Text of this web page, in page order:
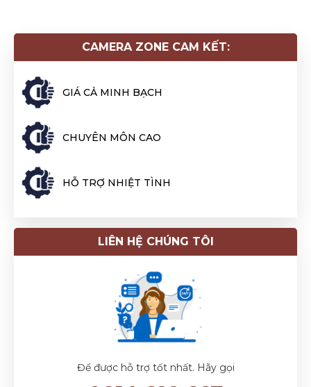
CAMERA ZONE CAM KẾT:
GIÁ CẢ MINH BẠCH
CHUYÊN MÔN CAO
HỖ TRỢ NHIỆT TÌNH
LIÊN HỆ CHÚNG TÔI
Để được hỗ trợ tốt nhất. Hãy gọi